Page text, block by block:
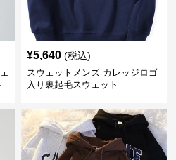
¥5,640 (税込)
スウェットメンズ カレッジロゴ
入り裏起毛スウェット